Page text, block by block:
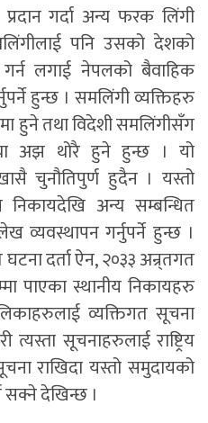
गर्दा अन्य फरक लिंगी
पनि उसको देशको
गर्न लगाई नेपलको बैवाहिक
हुन्छ । समलिंगी व्यक्तिहरु
हुने तथा विदेशी समलिंगीसँग
अझ थोरै हुने हुन्छ । यो
चुनौतिपुर्ण हुदैन । यस्तो
निकायदेखि अन्य सम्बन्धित
व्यवस्थापन गर्नुपर्ने हुन्छ ।
दर्ता ऐन, २०३३ अन्र्तगत
पाएका स्थानीय निकायहरु
व्यक्तिगत सूचना
त्यस्ता सूचनाहरुलाई राष्ट्रिय
राखिदा यस्तो समुदायको
देखिन्छ ।